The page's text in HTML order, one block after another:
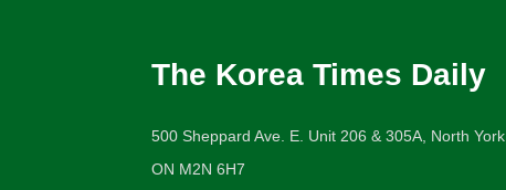
The Korea Times Daily
500 Sheppard Ave. E. Unit 206 & 305A, North York,
ON M2N 6H7